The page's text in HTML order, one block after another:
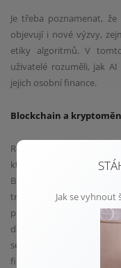
Je třeba poznamenat,
objevují i nové výzvy,
etiky algoritmů. V
uživatelé rozuměli, jak
jejich osobní finance.
Blockchain a
Rok 2024 přináší další
které hrají stále
Blockchain, s jeho
transparentnost a
přenos hodnoty.
dalších, již nejsou
se důležitou součástí
finančních transakcí.
Jak se